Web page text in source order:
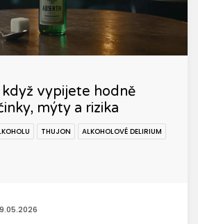
když vypijete hodně
mýty a rizika
THUJON
ALKOHOLOVÉ DELIRIUM
9.05.2026